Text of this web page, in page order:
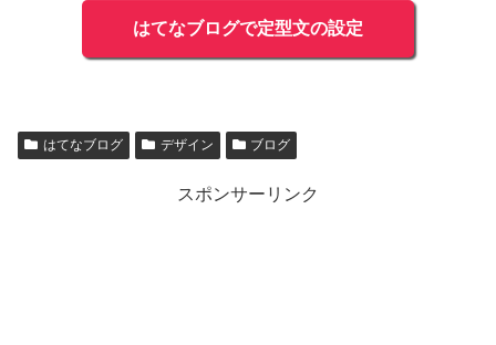
はてなブログで定型文の設定
はてなブログ デザイン ブログ
スポンサーリンク